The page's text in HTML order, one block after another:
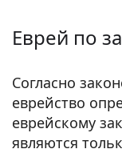
Еврей по
Согласно
еврейство
еврейскому
являются